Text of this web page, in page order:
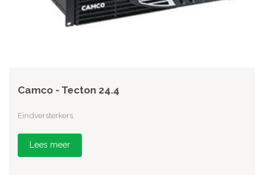
Camco - Tecton 24.4
Eindversterkers
Lees meer